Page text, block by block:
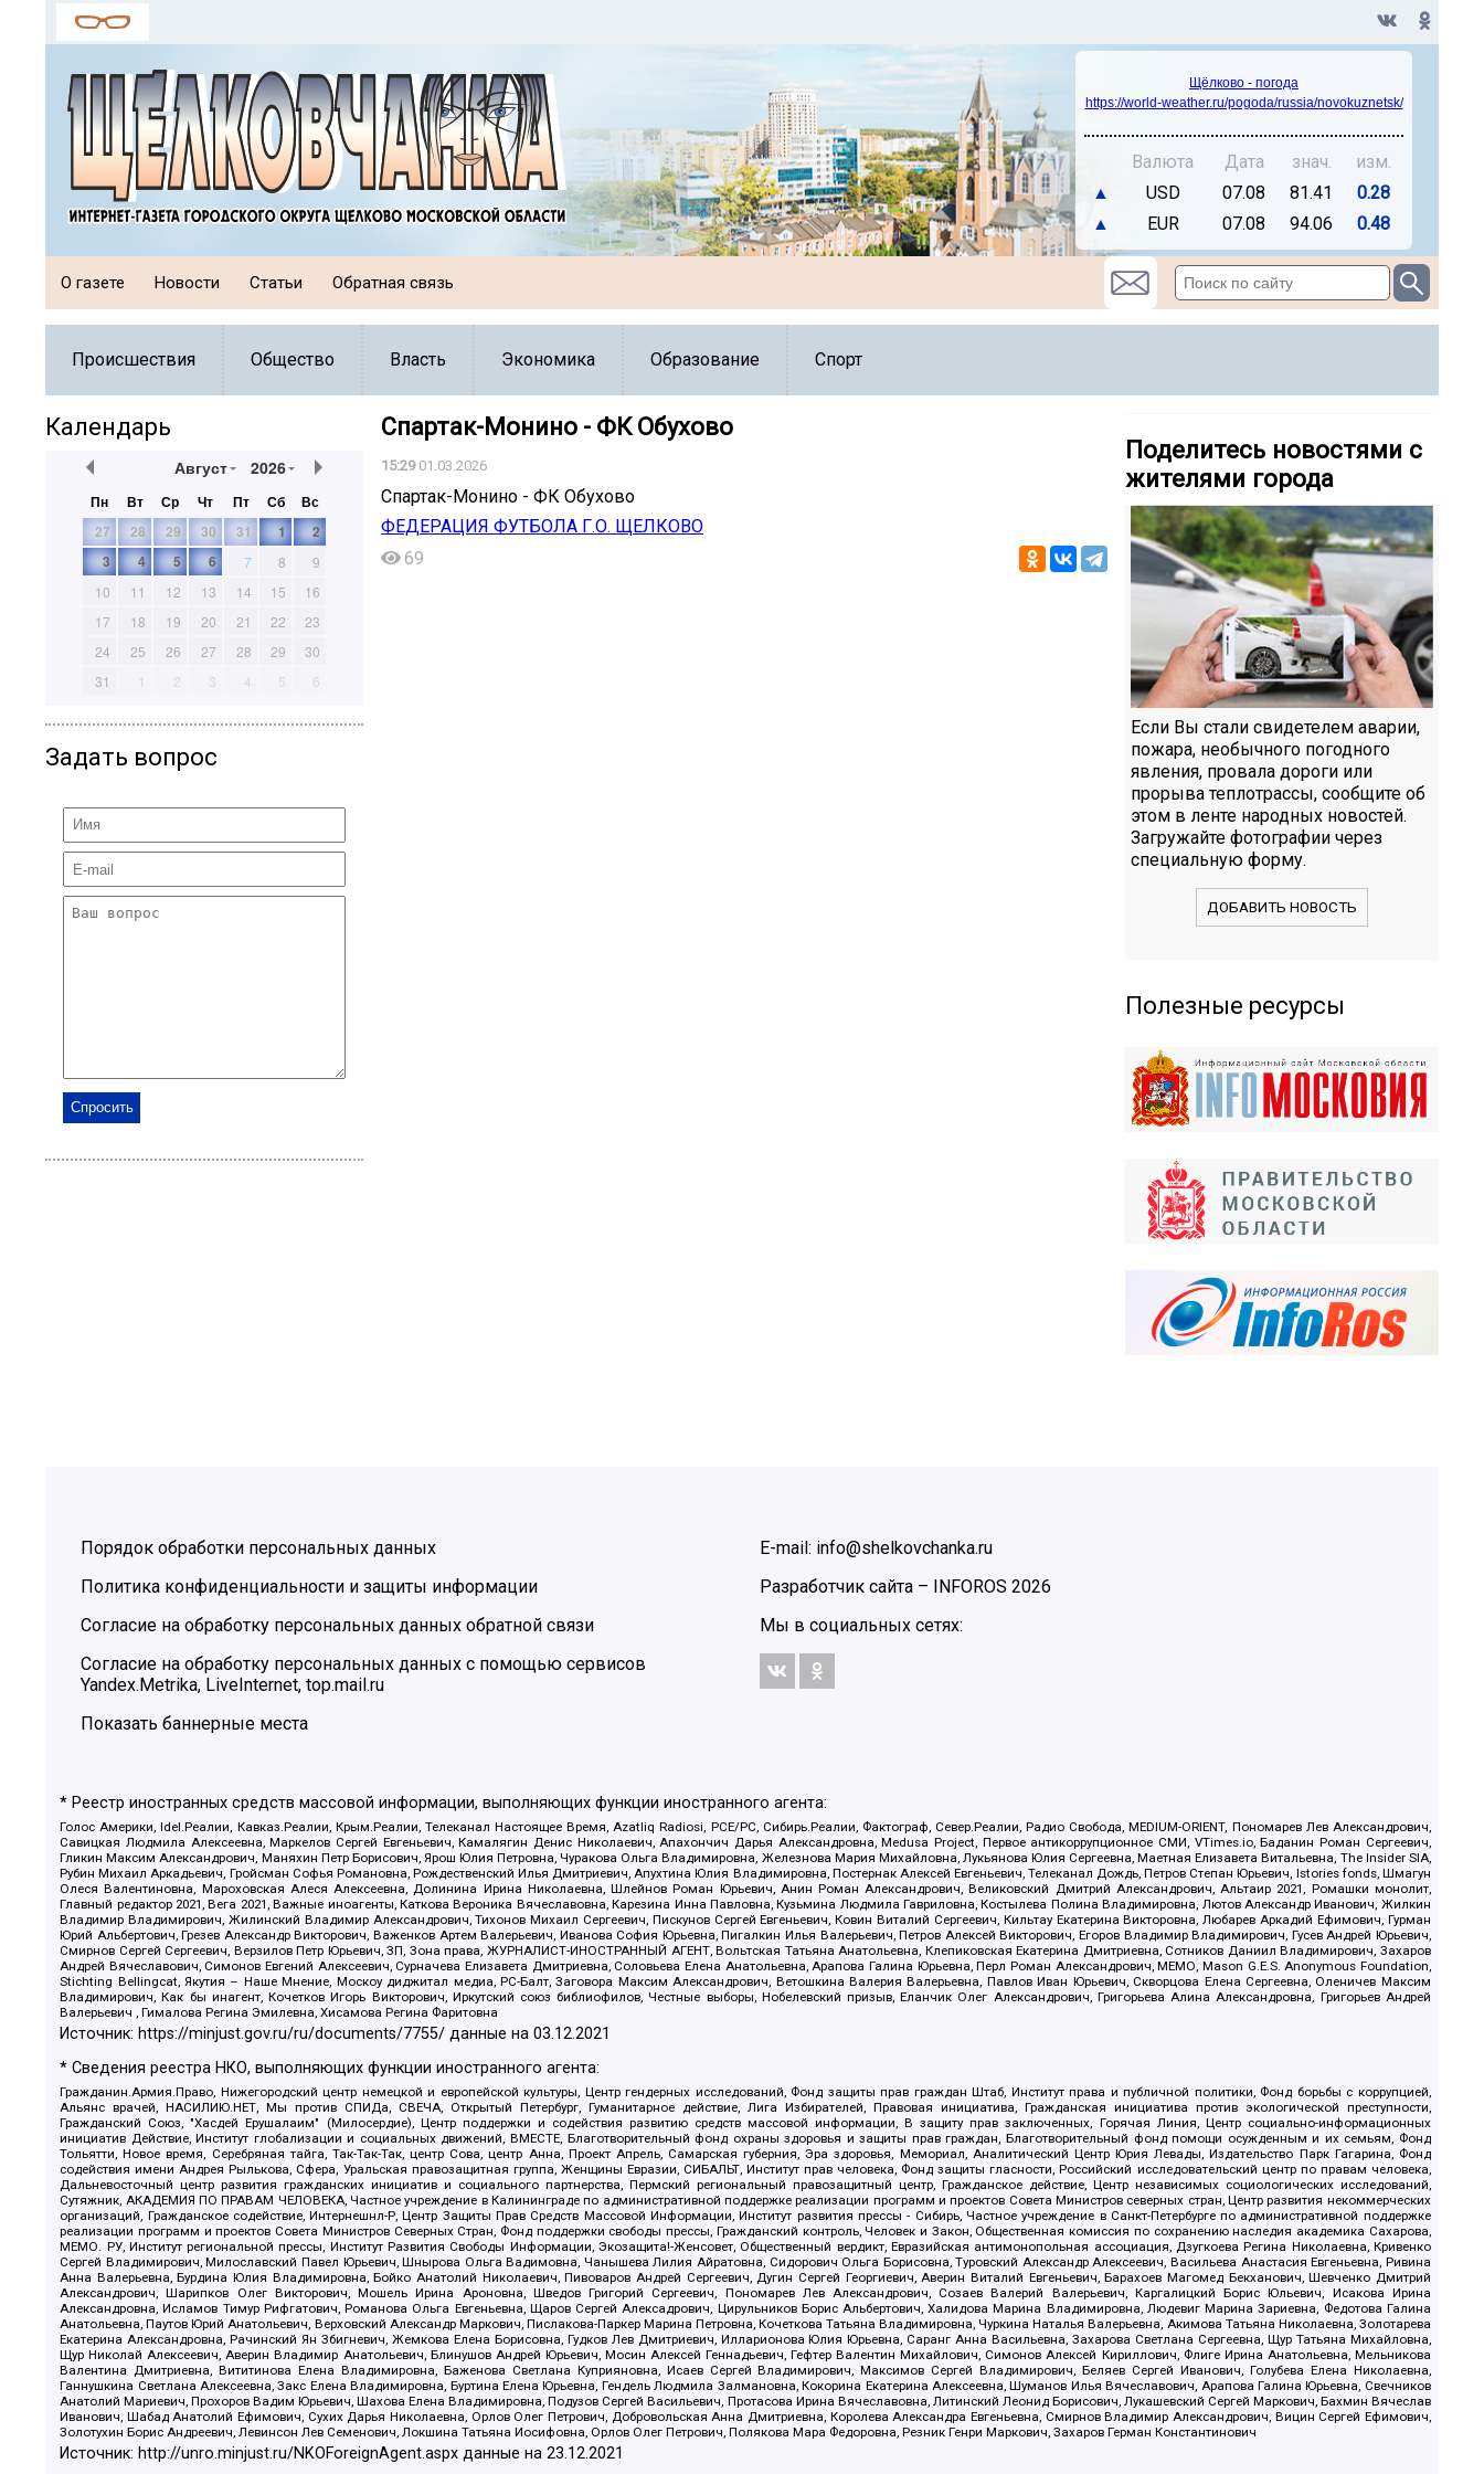
Щёлково - погода
https://world-weather.ru/pogoda/russia/novokuznetsk/
Валюта Дата знач.
изм.
▲
USD 07.08 81.41
0.28
▲
EUR 07.08 94.06 0.48
О газете Новости Статьи Обратная связь
Происшествия Общество Власть Экономика Образование Спорт
Календарь
Август 2026
Пн Вт Ср Чт Пт Сб
Вс
27
28 29 30 31 1
2
3
4 5 6 7 8
9
10
11 12 13 14 15
16
17
18 19 20 21 22
23
24
25 26 27 28 29
30
31
1 2 3 4 5 6
Задать вопрос
Спартак-Монино - ФК Обухово
15:2901.03.2026
Спартак-Монино - ФК Обухово
ФЕДЕРАЦИЯ ФУТБОЛА Г.О. ЩЕЛКОВО
69
Поделитесь новостями с
жителями города
Если Вы стали свидетелем аварии,
пожара, необычного погодного
явления, провала дороги или
прорыва теплотрассы, сообщите об
этом в ленте народных новостей.
Загружайте фотографии через
специальную форму.
ДОБАВИТЬ НОВОСТЬ
Полезные ресурсы
Порядок обработки персональных данных
Политика конфиденциальности и защиты информации
Согласие на обработку персональных данных обратной связи
Согласие на обработку персональных данных с помощью сервисов
Yandex.Metrika, LiveInternet, top.mail.ru
Показать баннерные места
E-mail: info@shelkovchanka.ru
Разработчик сайта –
INFOROS 2026
Мы в социальных сетях:
* Реестр иностранных средств массовой информации, выполняющих функции иностранного агента:
Голос Америки, Idel.Реалии, Кавказ.Реалии, Крым.Реалии, Телеканал Настоящее Время, Azatliq Radiosi, PCE/PC, Сибирь.Реалии, Фактограф, Север.Реалии, Радио Свобода, MEDIUM-ORIENT, Пономарев Лев Александрович,
Савицкая Людмила Алексеевна, Маркелов Сергей Евгеньевич, Камалягин Денис Николаевич, Апахончич Дарья Александровна, Medusa Project, Первое антикоррупционное СМИ, VTimes.io, Баданин Роман Сергеевич,
Гликин Максим Александрович, Маняхин Петр Борисович, Ярош Юлия Петровна, Чуракова Ольга Владимировна, Железнова Мария Михайловна, Лукьянова Юлия Сергеевна, Маетная Елизавета Витальевна, The Insider SIA,
Рубин Михаил Аркадьевич, Гройсман Софья Романовна, Рождественский Илья Дмитриевич, Апухтина Юлия Владимировна, Постернак Алексей Евгеньевич, Телеканал Дождь, Петров Степан Юрьевич, Istories fonds, Шмагун
Олеся Валентиновна, Мароховская Алеся Алексеевна, Долинина Ирина Николаевна, Шлейнов Роман Юрьевич, Анин Роман Александрович, Великовский Дмитрий Александрович, Альтаир 2021, Ромашки монолит,
Главный редактор 2021, Вега 2021, Важные иноагенты, Каткова Вероника Вячеславовна, Карезина Инна Павловна, Кузьмина Людмила Гавриловна, Костылева Полина Владимировна, Лютов Александр Иванович, Жилкин
Владимир Владимирович, Жилинский Владимир Александрович, Тихонов Михаил Сергеевич, Пискунов Сергей Евгеньевич, Ковин Виталий Сергеевич, Кильтау Екатерина Викторовна, Любарев Аркадий Ефимович, Гурман
Юрий Альбертович, Грезев Александр Викторович, Важенков Артем Валерьевич, Иванова София Юрьевна, Пигалкин Илья Валерьевич, Петров Алексей Викторович, Егоров Владимир Владимирович, Гусев Андрей Юрьевич,
Смирнов Сергей Сергеевич, Верзилов Петр Юрьевич, ЗП, Зона права, ЖУРНАЛИСТ-ИНОСТРАННЫЙ АГЕНТ, Вольтская Татьяна Анатольевна, Клепиковская Екатерина Дмитриевна, Сотников Даниил Владимирович, Захаров
Андрей Вячеславович, Симонов Евгений Алексеевич, Сурначева Елизавета Дмитриевна, Соловьева Елена Анатольевна, Арапова Галина Юрьевна, Перл Роман Александрович, МЕМО, Mason G.E.S. Anonymous Foundation,
Stichting Bellingcat, Якутия – Наше Мнение, Москоу диджитал медиа, РС-Балт, Заговора Максим Александрович, Ветошкина Валерия Валерьевна, Павлов Иван Юрьевич, Скворцова Елена Сергеевна, Оленичев Максим
Владимирович, Как бы инагент, Кочетков Игорь Викторович, Иркутский союз библиофилов, Честные выборы, Нобелевский призыв, Еланчик Олег Александрович, Григорьева Алина Александровна, Григорьев Андрей
Валерьевич , Гималова Регина Эмилевна, Хисамова Регина Фаритовна
Источник: https://minjust.gov.ru/ru/documents/7755/ данные на03.12.2021
* Сведения реестра НКО, выполняющих функции иностранного агента:
Гражданин.Армия.Право, Нижегородский центр немецкой и европейской культуры, Центр гендерных исследований, Фонд защиты прав граждан Штаб, Институт права и публичной политики, Фонд борьбы с коррупцией,
Альянс врачей, НАСИЛИЮ.НЕТ, Мы против СПИДа, СВЕЧА, Открытый Петербург, Гуманитарное действие, Лига Избирателей, Правовая инициатива, Гражданская инициатива против экологической преступности,
Гражданский Союз, "Хасдей Ерушалаим" (Милосердие), Центр поддержки и содействия развитию средств массовой информации, В защиту прав заключенных, Горячая Линия, Центр социально-информационных
инициатив Действие, Институт глобализации и социальных движений, ВМЕСТЕ, Благотворительный фонд охраны здоровья и защиты прав граждан, Благотворительный фонд помощи осужденным и их семьям, Фонд
Тольятти, Новое время, Серебряная тайга, Так-Так-Так, центр Сова, центр Анна, Проект Апрель, Самарская губерния, Эра здоровья, Мемориал, Аналитический Центр Юрия Левады, Издательство Парк Гагарина, Фонд
содействия имени Андрея Рылькова, Сфера, Уральская правозащитная группа, Женщины Евразии, СИБАЛЬТ, Институт прав человека, Фонд защиты гласности, Российский исследовательский центр по правам человека,
Дальневосточный центр развития гражданских инициатив и социального партнерства, Пермский региональный правозащитный центр, Гражданское действие, Центр независимых социологических исследований,
Сутяжник, АКАДЕМИЯ ПО ПРАВАМ ЧЕЛОВЕКА, Частное учреждение в Калининграде по административной поддержке реализации программ и проектов Совета Министров северных стран, Центр развития некоммерческих
организаций, Гражданское содействие, Интернешнл-Р, Центр Защиты Прав Средств Массовой Информации, Институт развития прессы - Сибирь, Частное учреждение в Санкт-Петербурге по административной поддержке
реализации программ и проектов Совета Министров Северных Стран, Фонд поддержки свободы прессы, Гражданский контроль, Человек и Закон, Общественная комиссия по сохранению наследия академика Сахарова,
МЕМО. РУ, Институт региональной прессы, Институт Развития Свободы Информации, Экозащита!-Женсовет, Общественный вердикт, Евразийская антимонопольная ассоциация, Дзугкоева Регина Николаевна, Кривенко
Сергей Владимирович, Милославский Павел Юрьевич, Шнырова Ольга Вадимовна, Чанышева Лилия Айратовна, Сидорович Ольга Борисовна, Туровский Александр Алексеевич, Васильева Анастасия Евгеньевна, Ривина
Анна Валерьевна, Бурдина Юлия Владимировна, Бойко Анатолий Николаевич, Пивоваров Андрей Сергеевич, Дугин Сергей Георгиевич, Аверин Виталий Евгеньевич, Барахоев Магомед Бекханович, Шевченко Дмитрий
Александрович, Шарипков Олег Викторович, Мошель Ирина Ароновна, Шведов Григорий Сергеевич, Пономарев Лев Александрович, Созаев Валерий Валерьевич, Каргалицкий Борис Юльевич, Исакова Ирина
Александровна, Исламов Тимур Рифгатович, Романова Ольга Евгеньевна, Щаров Сергей Алексадрович, Цирульников Борис Альбертович, Халидова Марина Владимировна, Людевиг Марина Зариевна, Федотова Галина
Анатольевна, Паутов Юрий Анатольевич, Верховский Александр Маркович, Пислакова-Паркер Марина Петровна, Кочеткова Татьяна Владимировна, Чуркина Наталья Валерьевна, Акимова Татьяна Николаевна, Золотарева
Екатерина Александровна, Рачинский Ян Збигневич, Жемкова Елена Борисовна, Гудков Лев Дмитриевич, Илларионова Юлия Юрьевна, Саранг Анна Васильевна, Захарова Светлана Сергеевна, Щур Татьяна Михайловна,
Щур Николай Алексеевич, Аверин Владимир Анатольевич, Блинушов Андрей Юрьевич, Мосин Алексей Геннадьевич, Гефтер Валентин Михайлович, Симонов Алексей Кириллович, Флиге Ирина Анатольевна, Мельникова
Валентина Дмитриевна, Вититинова Елена Владимировна, Баженова Светлана Куприяновна, Исаев Сергей Владимирович, Максимов Сергей Владимирович, Беляев Сергей Иванович, Голубева Елена Николаевна,
Ганнушкина Светлана Алексеевна, Закс Елена Владимировна, Буртина Елена Юрьевна, Гендель Людмила Залмановна, Кокорина Екатерина Алексеевна, Шуманов Илья Вячеславович, Арапова Галина Юрьевна, Свечников
Анатолий Мариевич, Прохоров Вадим Юрьевич, Шахова Елена Владимировна, Подузов Сергей Васильевич, Протасова Ирина Вячеславовна, Литинский Леонид Борисович, Лукашевский Сергей Маркович, Бахмин Вячеслав
Иванович, Шабад Анатолий Ефимович, Сухих Дарья Николаевна, Орлов Олег Петрович, Добровольская Анна Дмитриевна, Королева Александра Евгеньевна, Смирнов Владимир Александрович, Вицин Сергей Ефимович,
Золотухин Борис Андреевич, Левинсон Лев Семенович, Локшина Татьяна Иосифовна, Орлов Олег Петрович, Полякова Мара Федоровна, Резник Генри Маркович, Захаров Герман Константинович
Источник: http://unro.minjust.ru/NKOForeignAgent.aspx данные на23.12.2021